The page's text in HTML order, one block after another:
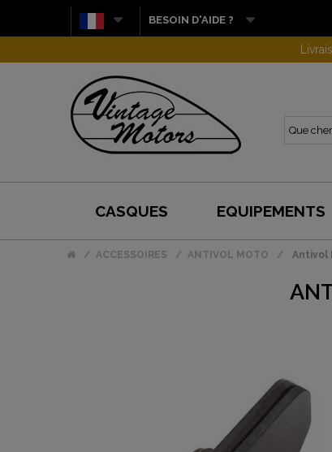
BESOIN D'AIDE ?
CASQUES EQUIPEMENTS
ACCESSOIRES ANTIVOL MOTO Antivol